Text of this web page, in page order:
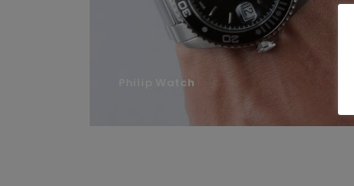
Philip Watch